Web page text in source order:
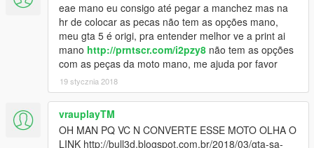
eae mano eu consigo até pegar a manchez mas na
hr de colocar as pecas não tem as opções mano,
meu gta 5 é origi, pra entender melhor ve a print ai
mano http://prntscr.com/i2pzy8 não tem as opções
com as peças da moto mano, me ajuda por favor
19 stycznia 2018
vrauplayTM
OH MAN PQ VC N CONVERTE ESSE MOTO OLHA O
LINK http://bull3d.blogspot.com.br/2018/03/gta-sa-